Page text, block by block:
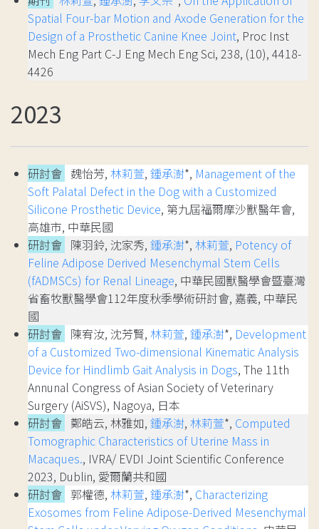
Spatial Four-bar Motion and Axode Generation for the
Design of a Prosthetic Canine Knee Joint, Proc Inst
Mech Eng Part C-J Eng Mech Eng Sci, 238, (10), 4418-
4426
2023
研討會 魏怡芳, 林莉萱, 鍾承澍*, Management of the
Soft Palatal Defect in the Dog with a Customized
Silicone Prosthetic Device, 第九屆福爾摩沙獸醫年會,
高雄市, 中華民國
研討會 陳羽鈴, 沈家秀, 鍾承澍*, 林莉萱, Potency of
Feline Adipose Derived Mesenchymal Stem Cells
(fADMSCs) for Renal Lineage, 中華民國獸醫學會暨臺灣
省畜牧獸醫學會112年度秋季學術研討會, 嘉義, 中華民
國
研討會 陳宥汝, 沈芳賢, 林莉萱, 鍾承澍*, Development
of a Customized Two-dimensional Kinematic Analysis
Device for Hindlimb Gait Analysis in Dogs, The 11th
Annunal Congress of Asian Society of Veterinary
Surgery (AiSVS), Nagoya, 日本
研討會 鄭皓云, 林雅如, 鍾承澍, 林莉萱*, Computed
Tomographic Characteristics of Uterine Mass in
Macaques., IVRA/ EVDI Joint Scientific Conference
2023, Dublin, 愛爾蘭共和國
研討會 郭權德, 林莉萱, 鍾承澍*, Characterizing
Exosomes from Feline Adipose-Derived Mesenchymal